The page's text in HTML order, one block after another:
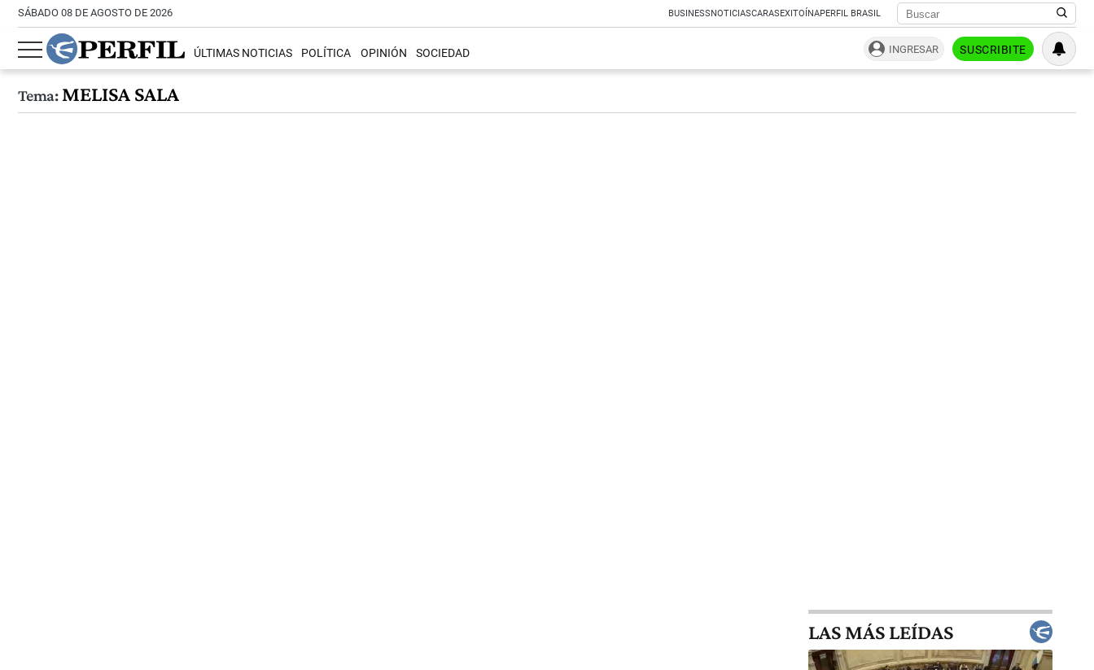
SÁBADO 08 DE AGOSTO DE 2026 BUSINESSNOTICIASCARASEXITOÍNAPERFIL BRASIL
ÚLTIMAS NOTICIAS POLÍTICA OPINIÓN SOCIEDAD INGRESAR SUSCRIBITE
Tema:MELISA SALA
LAS MÁS LEÍDAS